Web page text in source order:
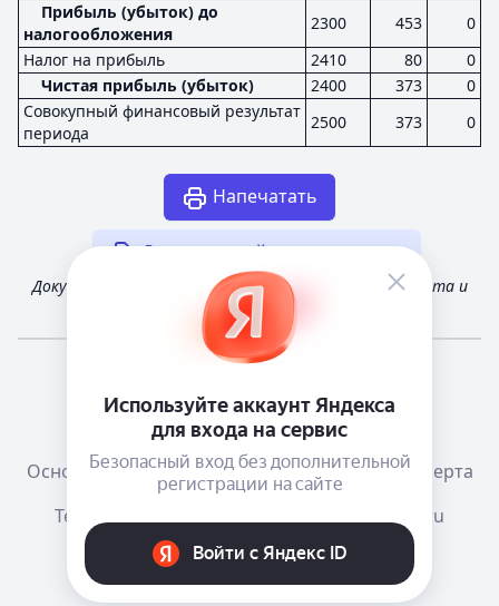
Прибыль (убыток) до
налогообложения
2300 453
0
Налог на прибыль
2410 80
0
Чистая прибыль (убыток)
2400 373
0
Совокупный финансовый результат
периода
2500 373 0
Напечатать
Другая случайная отчетность
Документ получен из открытых источников Росстата и
Федеральной налоговой службы России
Телеграм канал о сервисе
Основания размещения информации
Оферта
Тема:
mail@e-ecolog.ru
Е-Досье, 2015-2026